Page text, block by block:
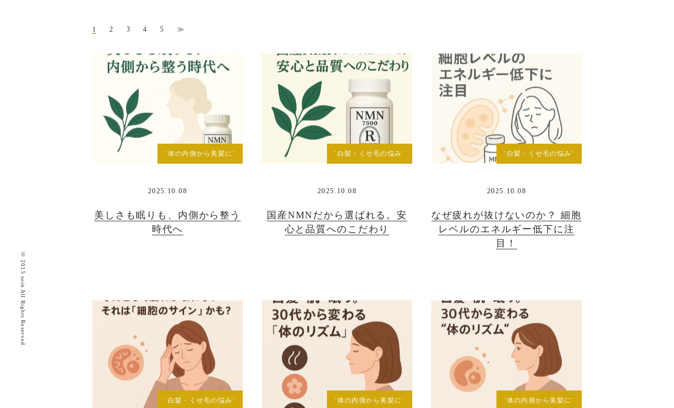
1 2 3 4 5 ≫
`体の内側から美髪に`
2025.10.08
美しさも眠りも、内側から整う
時代へ
`白髪・くせ毛の悩み`
2025.10.08
国産NMNだから選ばれる。安
心と品質へのこだわり
`白髪・くせ毛の悩み`
2025.10.08
なぜ疲れが抜けないのか？ 細胞
レベルのエネルギー低下に注
目！
`白髪・くせ毛の悩み` `体の内側から美髪に` `体の内側から美髪に`
© 2015 soin All Rights Reserved.